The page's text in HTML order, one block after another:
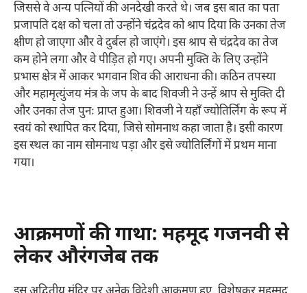
जिससे वे अन्य पत्नियों की अनदेखी करते थे। जब इस बात का पता
प्रजापति दक्ष को चला तो उन्होंने चंद्रदेव को श्राप दिया कि उनका तेज
क्षीण हो जाएगा और वे दुर्बल हो जाएंगे। इस श्राप से चंद्रदेव का तेज
कम होने लगा और वे पीड़ित हो गए। अपनी मुक्ति के लिए उन्होंने
प्रभास क्षेत्र में आकर भगवान शिव की आराधना की। कठिन तपस्या
और महामृत्युंजय मंत्र के जप के बाद शिवजी ने उन्हें श्राप से मुक्ति दी
और उनका तेज पुनः प्राप्त हुआ। शिवजी ने यहाँ ज्योतिर्लिंग के रूप में
स्वयं को स्थापित कर दिया, जिसे सोमनाथ कहा जाता है। इसी कारण
इस स्थल का नाम सोमनाथ पड़ा और इसे ज्योतिर्लिंगों में प्रथम माना
गया।
आक्रमणों की गाथा: महमूद गजनवी से
लेकर औरंगजेब तक